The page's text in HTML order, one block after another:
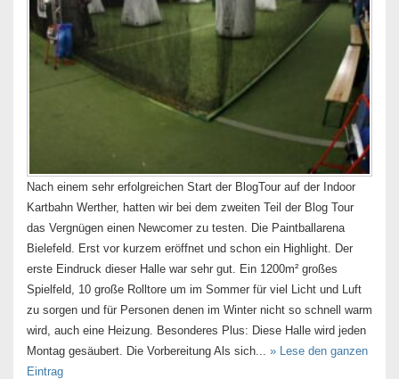
Nach einem sehr erfolgreichen Start der BlogTour auf der Indoor
Kartbahn Werther, hatten wir bei dem zweiten Teil der Blog Tour
das Vergnügen einen Newcomer zu testen. Die Paintballarena
Bielefeld. Erst vor kurzem eröffnet und schon ein Highlight. Der
erste Eindruck dieser Halle war sehr gut. Ein 1200m² großes
Spielfeld, 10 große Rolltore um im Sommer für viel Licht und Luft
zu sorgen und für Personen denen im Winter nicht so schnell warm
wird, auch eine Heizung. Besonderes Plus: Diese Halle wird jeden
Montag gesäubert. Die Vorbereitung Als sich... » Lese den ganzen
Eintrag